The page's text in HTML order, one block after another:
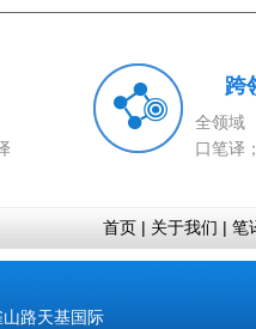
跨
全领域
口笔译
首页 | 关于我们 | 笔
路天基国际